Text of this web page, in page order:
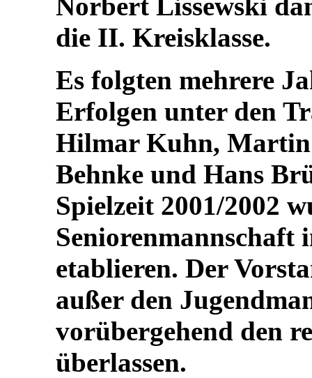
die II. Kreisklasse.
Es folgten mehrere
Erfolgen unter den
Hilmar Kuhn,
Behnke und Hans
Spielzeit 2001/2002
Seniorenmannschaft
etablieren. Der
außer den
vorübergehend den
überlassen.